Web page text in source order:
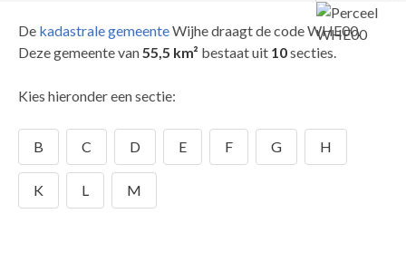
De kadastrale gemeenteWijhe draagt de code WHE00.
Deze gemeente van55,5 km² bestaat uit 10secties.
Kies hieronder een sectie:
B C D E F G H
K L M